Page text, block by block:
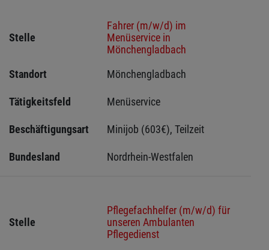
Stelle
Fahrer (m/w/d) im
Menüservice in
Mönchengladbach
Standort
Mönchengladbach
Tätigkeitsfeld Menüservice
Beschäftigungsart Minijob (603€), Teilzeit
Bundesland Nordrhein-Westfalen
Stelle
Pflegefachhelfer (m/w/d) für
unseren Ambulanten
Pflegedienst